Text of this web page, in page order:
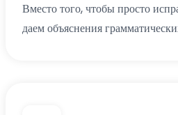
Вместо того, чтобы просто
даем объяснения